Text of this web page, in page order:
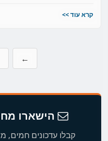
קרא עוד >>
←
הישארו
קבלו עדכונים חמים,